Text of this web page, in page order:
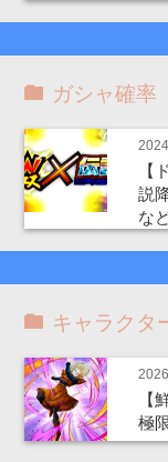
ガシャ確率
【
説
な
キャラクタ
【
極